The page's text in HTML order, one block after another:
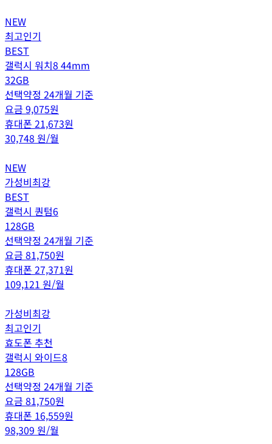
NEW
최고인기
BEST
갤럭시 워치8 44mm
32GB
선택약정 24개월 기준
요금 9,075원
휴대폰 21,673원
30,748원/월
NEW
가성비최강
BEST
갤럭시 퀀텀6
128GB
선택약정 24개월 기준
요금 81,750원
휴대폰 27,371원
109,121 원/월
가성비최강
최고인기
효도폰 추천
갤럭시 와이드8
128GB
선택약정 24개월 기준
요금 81,750원
휴대폰 16,559원
98,309 원/월